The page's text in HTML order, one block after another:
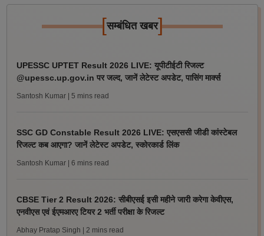
[सम्बंधित खबर]
UPESSC UPTET Result 2026 LIVE: यूपीटीईटी रिजल्ट
@upessc.up.gov.in पर जल्द, जानें लेटेस्ट अपडेट, पासिंग मार्क्स
Santosh Kumar | 5 mins read
SSC GD Constable Result 2026 LIVE: एसएससी जीडी कांस्टेबल
रिजल्ट कब आएगा? जानें लेटेस्ट अपडेट, स्कोरकार्ड लिंक
Santosh Kumar | 6 mins read
CBSE Tier 2 Result 2026: सीबीएसई इसी महीने जारी करेगा केवीएस,
एनवीएस एवं ईएमआरए टियर 2 भर्ती परीक्षा के रिजल्ट
Abhay Pratap Singh | 2 mins read